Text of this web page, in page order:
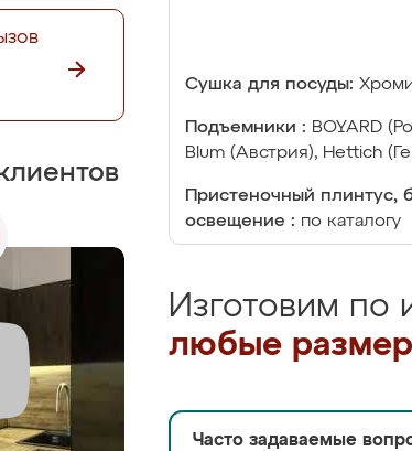
Сушка для посуды:
Подъемники : BOYARD
Blum (Австрия), Hettich
Пристеночный плинтус,
освещение : по каталогу
Изготовим по
любые
Часто задаваемые